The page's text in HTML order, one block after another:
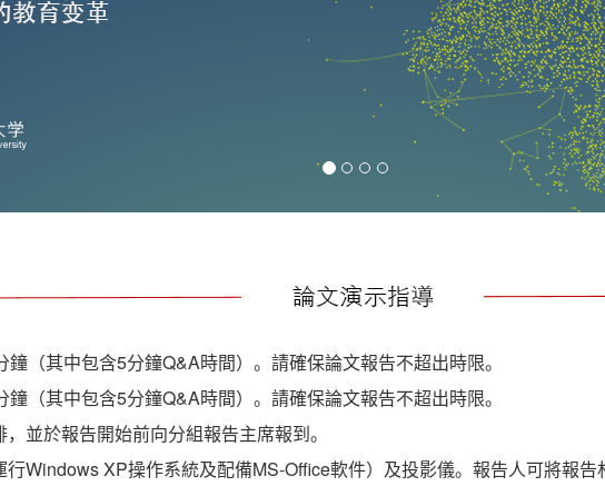
（其中包含5分鐘Q&A時間）。請確保論文報告不超出時限。
（其中包含5分鐘Q&A時間）。請確保論文報告不超出時限。
並於報告開始前向分組報告主席報到。
Windows XP操作系統及配備MS‐Office軟件）及投影儀。報告人可將報